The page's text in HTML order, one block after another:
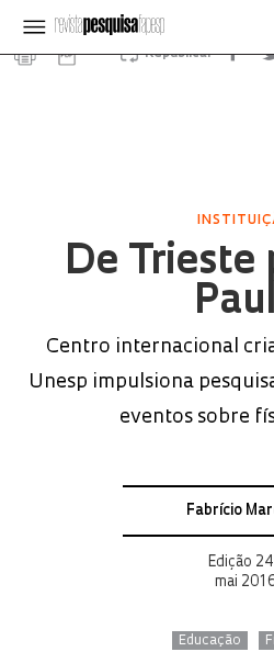
Republicar
De Trieste
Centro internacional
Unesp impulsiona
eventos sobre
Fabrício
Edição
mai
Educação